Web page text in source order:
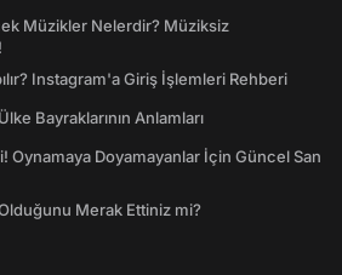
Müzikler Nelerdir? Müziksiz
Instagram'a Giriş İşlemleri Rehberi
Bayraklarının Anlamları
Oynamaya Doyamayanlar İçin Güncel San
Merak Ettiniz mi?